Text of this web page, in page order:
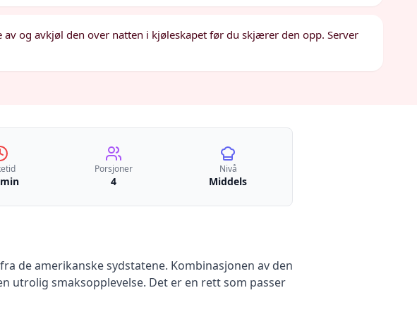
av og avkjøl den over natten i kjøleskapet før du skjærer den opp. Server
Porsjoner
4
Nivå
Middels
de amerikanske sydstatene. Kombinasjonen av den
utrolig smaksopplevelse. Det er en rett som passer